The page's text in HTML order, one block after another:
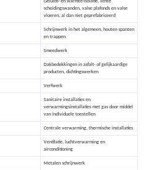
Geluids- en warmte-isolatie, lichte
scheidingswanden, valse plafonds en valse
vloeren, al dan niet geprefabriceerd
Schrijnwerk in het algemeen, houten spanten
en trappen
Smeedwerk
Dakbedekkingen in asfalt- of gelijkaardige
producten, dichtingswerken
Verfwerk
Sanitaire installaties en
verwarmingsinstallaties met gas door middel
van individuele toestellen
Centrale verwarming, thermische installaties
Ventilatie, luchtverwarming en
airconditioning
Metalen schrijnwerk